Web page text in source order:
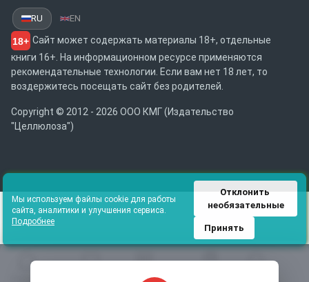
Каталог
RU EN
18+ Сайт может содержать материалы 18+, отдельные
книги 16+. На информационном ресурсе применяются
рекомендательные технологии. Если вам нет 18 лет, то
воздержитесь посещать сайт без родителей.
Copyright © 2012 - 2026 ООО КМГ (Издательство
"Целлюлоза")
Мы используем файлы cookie для работы
сайта, аналитики и улучшения сервиса.
Подробнее
Отклонить
необязательные
Принять